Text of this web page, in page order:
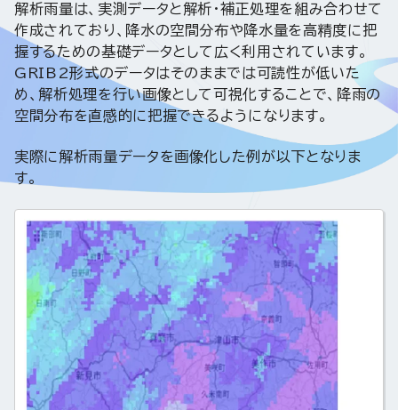
解析雨量は、実測データと解析・補正処理を組み合わせて
作成されており、降水の空間分布や降水量を高精度に把
握するための基礎データとして広く利用されています。
GRIB2形式のデータはそのままでは可読性が低いた
め、解析処理を行い画像として可視化することで、降雨の
空間分布を直感的に把握できるようになります。
実際に解析雨量データを画像化した例が以下となりま
す。